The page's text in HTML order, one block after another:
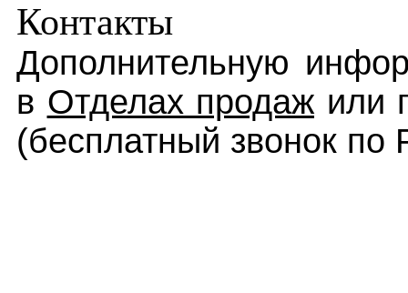
Контакты
Дополнительную
в Отделах продаж или
(бесплатный звонок по